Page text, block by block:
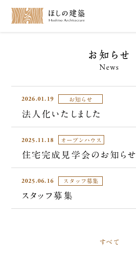
News
お知らせ
カテゴリー
すべて
お知らせ一覧
2026.01.19 お知らせ
法人化いたしました
2025.11.18 オープンハウス
住宅完成見学会のお知らせ
2025.06.16 スタッフ募集
スタッフ募集